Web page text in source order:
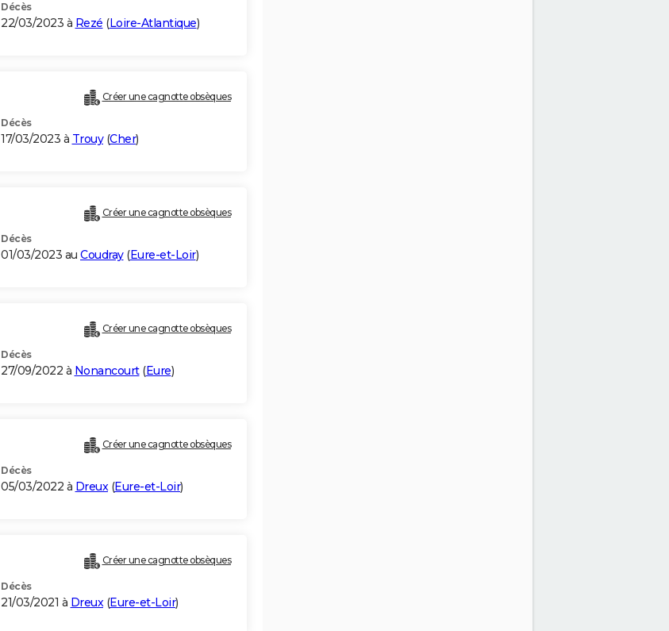
Décès
22/03/2023 à Rezé (Loire-Atlantique)
Créer une cagnotte obsèques
Décès
17/03/2023 à Trouy(Cher)
Créer une cagnotte obsèques
Décès
01/03/2023 au Coudray(Eure-et-Loir)
Créer une cagnotte obsèques
Décès
27/09/2022 à Nonancourt(Eure)
Créer une cagnotte obsèques
Décès
05/03/2022 à Dreux(Eure-et-Loir)
Créer une cagnotte obsèques
Décès
21/03/2021 à Dreux(Eure-et-Loir)